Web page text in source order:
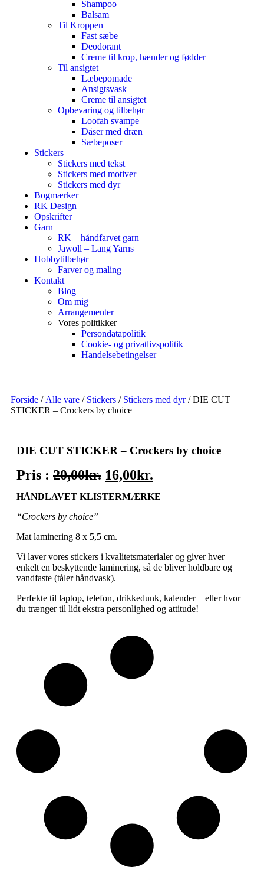
Shampoo
Balsam
Til Kroppen
Fast sæbe
Deodorant
Creme til krop, hænder og fødder
Til ansigtet
Læbepomade
Ansigtsvask
Creme til ansigtet
Opbevaring og tilbehør
Loofah svampe
Dåser med dræn
Sæbeposer
Stickers
Stickers med tekst
Stickers med motiver
Stickers med dyr
Bogmærker
RK Design
Opskrifter
Garn
RK – håndfarvet garn
Jawoll – Lang Yarns
Hobbytilbehør
Farver og maling
Kontakt
Blog
Om mig
Arrangementer
Vores politikker
Persondatapolitik
Cookie- og privatlivspolitik
Handelsebetingelser
Forside / Alle vare / Stickers / Stickers med dyr/ DIE CUT
STICKER – Crockers by choice
DIE CUT STICKER – Crockers by choice
Pris : 20,00kr. 16,00kr.
HÅNDLAVET KLISTERMÆRKE
“Crockers by choice”
Mat laminering 8 x 5,5 cm.
Vi laver vores stickers i kvalitetsmaterialer og giver hver
enkelt en beskyttende laminering, så de bliver holdbare og
vandfaste (tåler håndvask).
Perfekte til laptop, telefon, drikkedunk, kalender – eller hvor
du trænger til lidt ekstra personlighed og attitude!